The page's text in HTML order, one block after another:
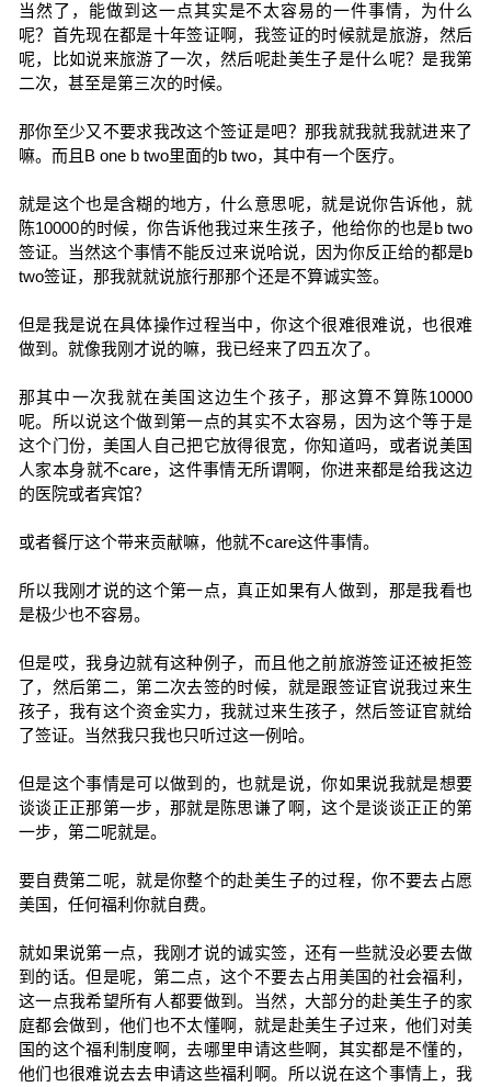
当然了，能做到这一点其实是不太容易的一件事情，为什么
呢？首先现在都是十年签证啊，我签证的时候就是旅游，然后
呢，比如说来旅游了一次，然后呢赴美生子是什么呢？是我第
二次，甚至是第三次的时候。
那你至少又不要求我改这个签证是吧？那我就我就我就进来了
嘛。而且B one b two里面的b two，其中有一个医疗。
就是这个也是含糊的地方，什么意思呢，就是说你告诉他，就
陈10000的时候，你告诉他我过来生孩子，他给你的也是b two
签证。当然这个事情不能反过来说哈说，因为你反正给的都是b
two签证，那我就就说旅行那那个还是不算诚实签。
但是我是说在具体操作过程当中，你这个很难很难说，也很难
做到。就像我刚才说的嘛，我已经来了四五次了。
那其中一次我就在美国这边生个孩子，那这算不算陈10000
呢。所以说这个做到第一点的其实不太容易，因为这个等于是
这个门份，美国人自己把它放得很宽，你知道吗，或者说美国
人家本身就不care，这件事情无所谓啊，你进来都是给我这边
的医院或者宾馆？
或者餐厅这个带来贡献嘛，他就不care这件事情。
所以我刚才说的这个第一点，真正如果有人做到，那是我看也
是极少也不容易。
但是哎，我身边就有这种例子，而且他之前旅游签证还被拒签
了，然后第二，第二次去签的时候，就是跟签证官说我过来生
孩子，我有这个资金实力，我就过来生孩子，然后签证官就给
了签证。当然我只我也只听过这一例哈。
但是这个事情是可以做到的，也就是说，你如果说我就是想要
谈谈正正那第一步，那就是陈思谦了啊，这个是谈谈正正的第
一步，第二呢就是。
要自费第二呢，就是你整个的赴美生子的过程，你不要去占愿
美国，任何福利你就自费。
就如果说第一点，我刚才说的诚实签，还有一些就没必要去做
到的话。但是呢，第二点，这个不要去占用美国的社会福利，
这一点我希望所有人都要做到。当然，大部分的赴美生子的家
庭都会做到，他们也不太懂啊，就是赴美生子过来，他们对美
国的这个福利制度啊，去哪里申请这些啊，其实都是不懂的，
他们也很难说去去申请这些福利啊。所以说在这个事情上，我